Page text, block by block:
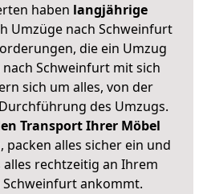
haben langjährige
Umzüge nach Schweinfurt
die ein Umzug
Schweinfurt mit sich
sich um alles, von der
des Umzugs.
Transport Ihrer Möbel
, packen alles sicher ein und
rechtzeitig an Ihrem
ankommt.